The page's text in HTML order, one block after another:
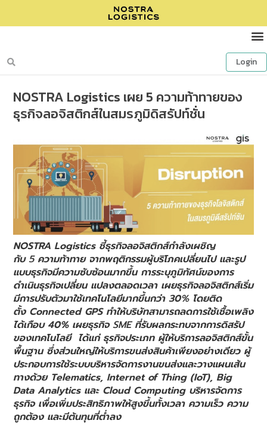
Login
NOSTRA Logistics เผย 5 ความท้าทายของ
ธุรกิจลอจิสติกส์ในสมรภูมิดิสรัปท์ชั่น
NOSTRA Logistics ชี้ธุรกิจลอจิสติกส์กำลังเผชิญ
กับ 5ความท้าทาย จากพฤติกรรมผู้บริโภคเปลี่ยนไป และรูป
แบบธุรกิจมีความซับซ้อนมากขึ้น การระบุภูมิทัศน์ของการ
ดำเนินธุรกิจเปลี่ยน แปลงตลอดเวลา เผยธุรกิจลอจิสติกส์เริ่ม
มีการปรับตัวมาใช้เทคโนโลยีมากขึ้นกว่า 30% โดยติด
ตั้ง Connected GPS ทำให้บริษัทสามารถลดการใช้เชื้อเพลิง
ได้เกือบ 40% เผยธุรกิจSMEที่รับผลกระทบจากการดิสรัป
ของเทคโนโลยี ได้แก่ ธุรกิจประเภท ผู้ให้บริการลอจิสติกส์ขั้น
พื้นฐาน ซึ่งส่วนใหญ่ให้บริการขนส่งสินค้าเพียงอย่างเดียว ผู้
ประกอบการใช้ระบบบริหารจัดการงานขนส่งและวางแผนเส้น
ทางด้วย Telematics, Internet of Thing (IoT), Big
Data Analytics และ Cloud Computing บริหารจัดการ
ธุรกิจ เพื่อเพิ่มประสิทธิภาพให้สูงขึ้นทั้งเวลา ความเร็ว ความ
ถูกต้อง และมีต้นทุนที่ต่ำลง